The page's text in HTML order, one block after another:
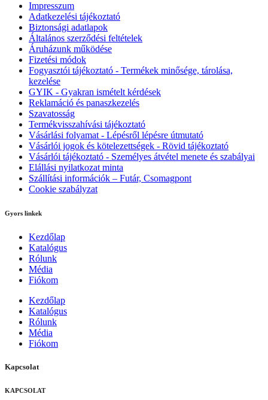
Impresszum
Adatkezelési tájékoztató
Biztonsági adatlapok
Általános szerződési feltételek
Áruházunk működése
Fizetési módok
Fogyasztói tájékoztató - Termékek minősége, tárolása,
kezelése
GYIK - Gyakran ismételt kérdések
Reklamáció és panaszkezelés
Szavatosság
Termékvisszahívási tájékoztató
Vásárlási folyamat - Lépésről lépésre útmutató
Vásárlói jogok és kötelezettségek - Rövid tájékoztató
Vásárlói tájékoztató - Személyes átvétel menete és szabályai
Elállási nyilatkozat minta
Szállítási információk – Futár, Csomagpont
Cookie szabályzat
Gyors linkek
Kezdőlap
Katalógus
Rólunk
Média
Fiókom
Kezdőlap
Katalógus
Rólunk
Média
Fiókom
Kapcsolat
KAPCSOLAT